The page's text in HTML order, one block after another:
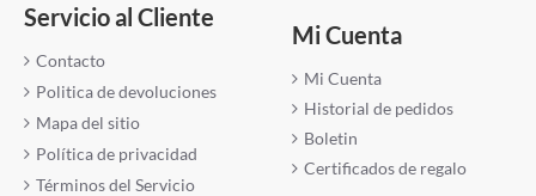
Servicio al Cliente
Contacto
Politica de devoluciones
Mapa del sitio
Política de privacidad
Términos del Servicio
Mi Cuenta
Mi Cuenta
Historial de pedidos
Boletin
Certificados de regalo